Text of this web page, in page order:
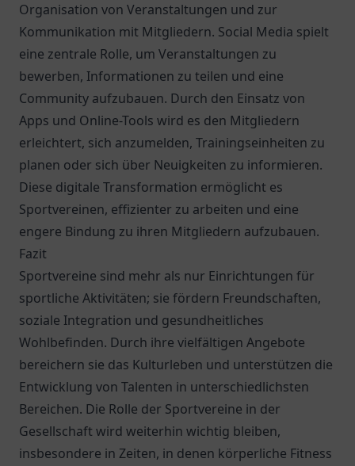
Organisation von Veranstaltungen und zur
Kommunikation mit Mitgliedern. Social Media spielt
eine zentrale Rolle, um Veranstaltungen zu
bewerben, Informationen zu teilen und eine
Community aufzubauen. Durch den Einsatz von
Apps und Online-Tools wird es den Mitgliedern
erleichtert, sich anzumelden, Trainingseinheiten zu
planen oder sich über Neuigkeiten zu informieren.
Diese digitale Transformation ermöglicht es
Sportvereinen, effizienter zu arbeiten und eine
engere Bindung zu ihren Mitgliedern aufzubauen.
Fazit
Sportvereine sind mehr als nur Einrichtungen für
sportliche Aktivitäten; sie fördern Freundschaften,
soziale Integration und gesundheitliches
Wohlbefinden. Durch ihre vielfältigen Angebote
bereichern sie das Kulturleben und unterstützen die
Entwicklung von Talenten in unterschiedlichsten
Bereichen. Die Rolle der Sportvereine in der
Gesellschaft wird weiterhin wichtig bleiben,
insbesondere in Zeiten, in denen körperliche Fitness